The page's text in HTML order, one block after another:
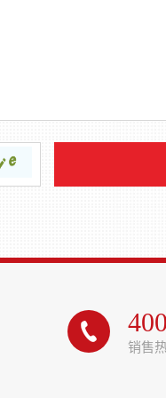

销售